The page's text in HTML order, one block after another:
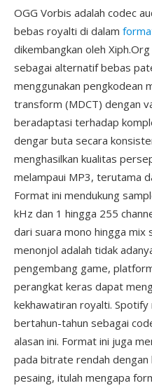
OGG Vorbis adalah codec
bebas royalti di dalam
dikembangkan oleh
sebagai alternatif bebas
menggunakan pengkodean
transform (MDCT) dengan
beradaptasi terhadap
dengar buta secara
menghasilkan kualitas
melampaui MP3, terutama
Format ini mendukung
kHz dan 1 hingga 255
dari suara mono hingga mix
menonjol adalah tidak
pengembang game,
perangkat keras dapat
kekhawatiran royalti.
bertahun-tahun sebagai
alasan ini. Format ini juga
pada bitrate rendah dengan
pesaing, itulah mengapa